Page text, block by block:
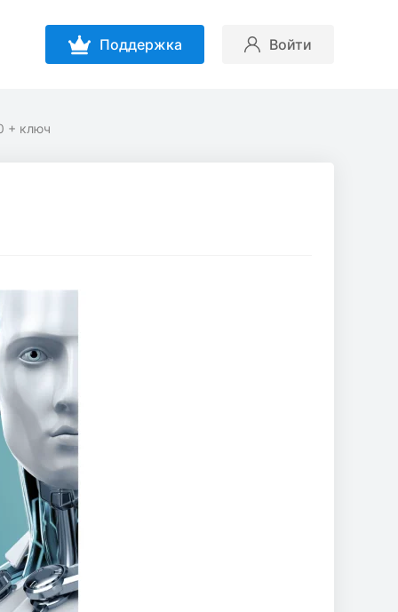
Поддержка Войти
+ ключ